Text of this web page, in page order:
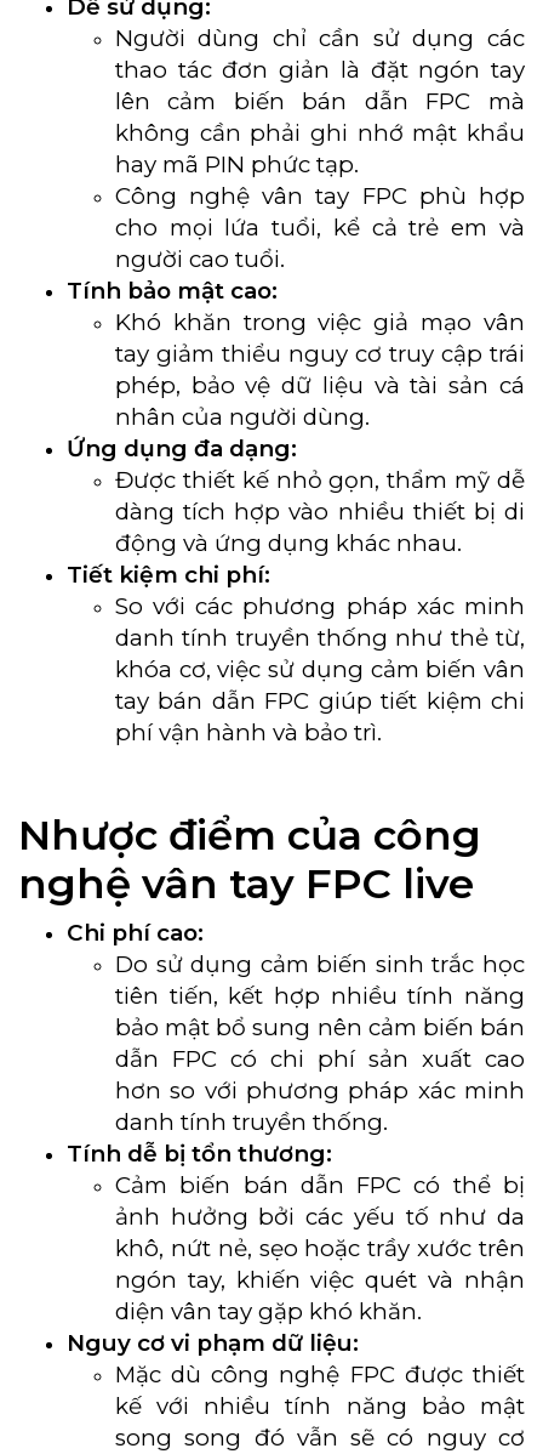
Dễ sử dụng:
Người dùng chỉ cần sử dụng các
thao tác đơn giản là đặt ngón tay
lên cảm biến bán dẫn FPC mà
không cần phải ghi nhớ mật khẩu
hay mã PIN phức tạp.
Công nghệ vân tay FPC phù hợp
cho mọi lứa tuổi, kể cả trẻ em và
người cao tuổi.
Tính bảo mật cao:
Khó khăn trong việc giả mạo vân
tay giảm thiểu nguy cơ truy cập trái
phép, bảo vệ dữ liệu và tài sản cá
nhân của người dùng.
Ứng dụng đa dạng:
Được thiết kế nhỏ gọn, thẩm mỹ dễ
dàng tích hợp vào nhiều thiết bị di
động và ứng dụng khác nhau.
Tiết kiệm chi phí:
So với các phương pháp xác minh
danh tính truyền thống như thẻ từ,
khóa cơ, việc sử dụng cảm biến vân
tay bán dẫn FPC giúp tiết kiệm chi
phí vận hành và bảo trì.
Nhược điểm của công
nghệ vân tay FPC live
Chi phí cao:
Do sử dụng cảm biến sinh trắc học
tiên tiến, kết hợp nhiều tính năng
bảo mật bổ sung nên cảm biến bán
dẫn FPC có chi phí sản xuất cao
hơn so với phương pháp xác minh
danh tính truyền thống.
Tính dễ bị tổn thương:
Cảm biến bán dẫn FPC có thể bị
ảnh hưởng bởi các yếu tố như da
khô, nứt nẻ, sẹo hoặc trầy xước trên
ngón tay, khiến việc quét và nhận
diện vân tay gặp khó khăn.
Nguy cơ vi phạm dữ liệu:
Mặc dù công nghệ FPC được thiết
kế với nhiều tính năng bảo mật
song song đó vẫn sẽ có nguy cơ